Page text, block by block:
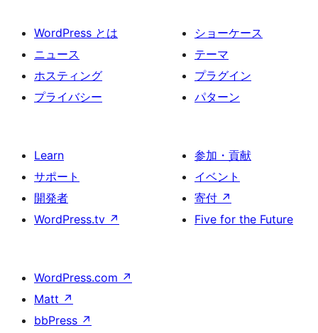
WordPress とは
ニュース
ホスティング
プライバシー
ショーケース
テーマ
プラグイン
パターン
Learn
サポート
開発者
WordPress.tv ↗
参加・貢献
イベント
寄付 ↗
Five for the Future
WordPress.com ↗
Matt ↗
bbPress ↗